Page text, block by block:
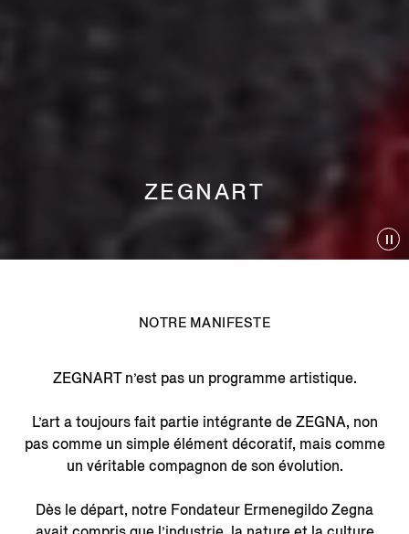
ZEGNART
NOTRE MANIFESTE
ZEGNART n’est pas un programme artistique.
L’art a toujours fait partie intégrante de ZEGNA, non
pas comme un simple élément décoratif, mais comme
un véritable compagnon de son évolution.
Dès le départ, notre Fondateur Ermenegildo Zegna